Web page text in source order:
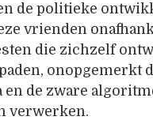
de politieke
vrienden
die zichzelf
onopgemerkt
en de zware
verwerken.